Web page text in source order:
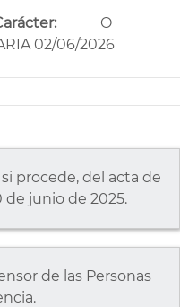
O
02/06/2026
procede, del acta de
de junio de 2025.
de las Personas